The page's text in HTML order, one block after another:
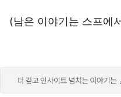
(남은 이야기는 스프에